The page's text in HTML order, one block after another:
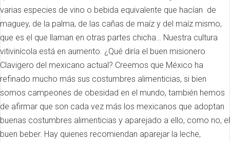
varias especies de vino o bebida equivalente que hacían de
maguey, de la palma, de las cañas de maíz y del maíz mismo,
que es el que llaman en otras partes chicha… Nuestra cultura
vitivinícola está en aumento. ¿Qué diría el buen misionero
Clavigero del mexicano actual? Creemos que México ha
refinado mucho más sus costumbres alimenticias, si bien
somos campeones de obesidad en el mundo, también hemos
de afirmar que son cada vez más los mexicanos que adoptan
buenas costumbres alimenticias y aparejado a ello, como no, el
buen beber. Hay quienes recomiendan aparejar la leche,